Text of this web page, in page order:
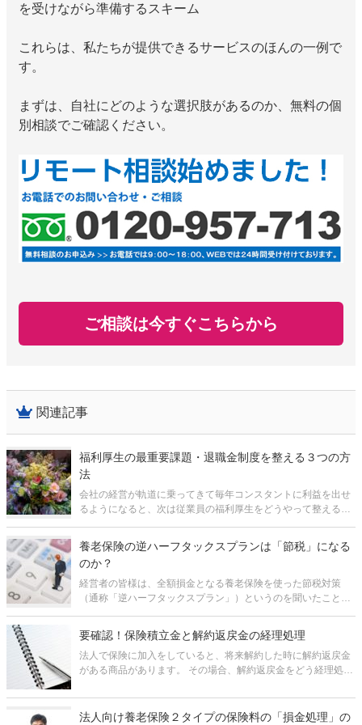
を受けながら準備するスキーム
これらは、私たちが提供できるサービスのほんの一例で
す。
まずは、自社にどのような選択肢があるのか、無料の個
別相談でご確認ください。
ご相談は今すぐこちらから
関連記事
福利厚生の最重要課題・退職金制度を整える３つの方
法
会社の経営が軌道に乗ってきて毎年コンスタントに利益を出せ
るようになると、次は従業員の福利厚生をどうやって整えるか
は、従業員の老後の生活資金をある程度会社が保障し、老後の
心配をすることなく安心して働いて
養老保険の逆ハーフタックスプランは「節税」になる
のか？
経営者の皆様は、全額損金となる養老保険を使った節税対策
（通称「逆ハーフタックスプラン」）というのを聞いたことが
料の全額を損金とできる上、解約返戻金または満期保険金を退
職金に活用できると言われる
要確認！保険積立金と解約返戻金の経理処理
法人で保険に加入をしていると、将来解約した時に解約返戻金
がある商品があります。 その場合、解約返戻金をどう経理処理
がある場合、将来「解約返戻金」、「満期保険金」、「死亡保
険金」という形で
法人向け養老保険２タイプの保険料の「損金処理」の